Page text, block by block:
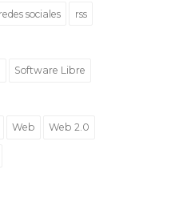
redes sociales rss
Software Libre
Web Web 2.0